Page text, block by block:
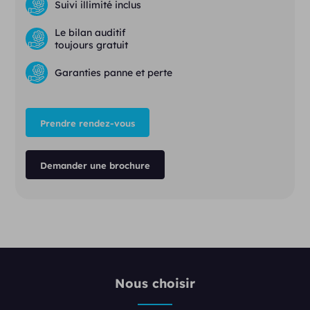
Suivi illimité inclus
Le bilan auditif
toujours gratuit
Garanties panne et perte
Prendre rendez-vous
Demander une brochure
Nous choisir